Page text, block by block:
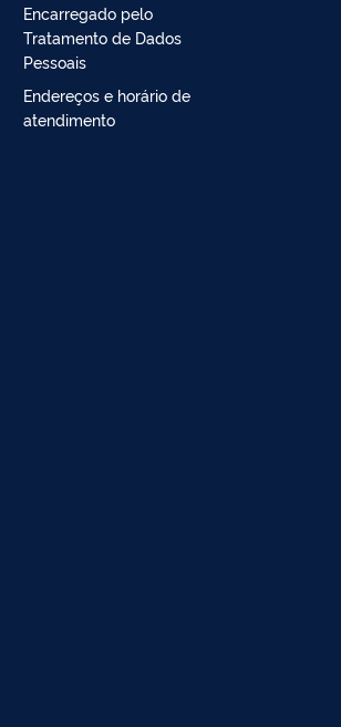
Encarregado pelo
Tratamento de Dados
Pessoais
Endereços e horário de
atendimento